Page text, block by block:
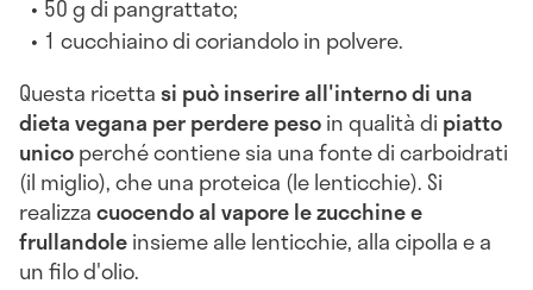
50 g di pangrattato;
1 cucchiaino di coriandolo in polvere.
Questa ricettasi può inserire all'interno di una
dieta vegana per perdere pesoin qualità di piatto
unicoperché contiene sia una fonte di carboidrati
(il miglio), che una proteica (le lenticchie). Si
realizzacuocendo al vapore le zucchine e
frullandoleinsieme alle lenticchie, alla cipolla e a
un filo d'olio.